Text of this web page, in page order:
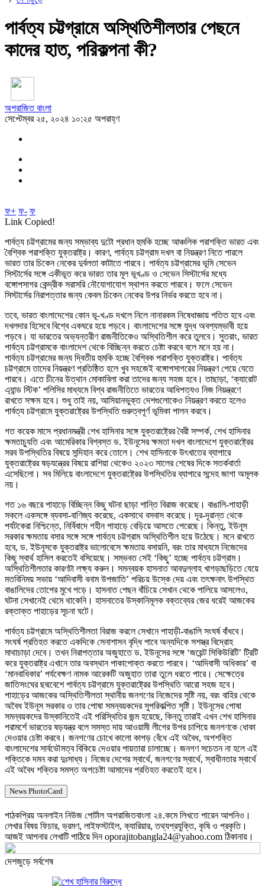
পার্বত্য চট্টগ্রামে অস্থিতিশীলতার পেছনে
কাদের হাত, পরিকল্পনা কী?
অপরাজিত বাংলা
সেপ্টেম্বর ২৫, ২০২৪ ১০:২৫ অপরাহ্ণ
ফ+ ফ- ফ
Link Copied!
পার্বত্য চট্টগ্রামের জন্য সম্ভাব্য দুটো প্রধান হুমকি হচ্ছে আঞ্চলিক পরাশক্তি ভারত এবং
বৈশ্বিক পরাশক্তি যুক্তরাষ্ট্র। কারণ, পার্বত্য চট্টগ্রাম দখল বা নিয়ন্ত্রণ নিতে পারলে
ভারত তার চিকেন নেকের দুর্বলতা কাটাতে পারবে। পার্বত্য চট্টগ্রামের ভূমি সেভেন
সিস্টার্সের সঙ্গে একীভূত করে ভারত তার মূল ভূখণ্ড ও সেভেন সিস্টার্সের মধ্যে
বঙ্গোপসাগর কেন্দ্রীক সরাসরি নৌযোগাযোগ স্থাপন করতে পারবে। ফলে সেভেন
সিস্টার্সের নিরাপত্তার জন্য কেবল চিকেন নেকের উপর নির্ভর করতে হবে না।
তবে, ভারত বাংলাদেশের কোন ভূ-খণ্ড দখলে নিলে নানারকম নিষেধাজ্ঞায় পতিত হবে এবং
দখলদার হিসেবে বিশ্বে একঘরে হয়ে পড়বে। বাংলাদেশের সঙ্গে যুদ্ধ অবশ্যম্ভাবী হয়ে
পড়বে। যা ভারতের অভ্যন্তরীণ রাজনীতিকেও অস্থিতিশীল করে তুলবে। সুতরাং, ভারত
পার্বত্য চট্টগ্রামকে বাংলাদেশ থেকে বিচ্ছিন্ন করতে চেষ্টা করবে বলে মনে হয় না।
পার্বত্য চট্টগ্রামের জন্য দ্বিতীয় হুমকি হচ্ছে বৈশ্বিক পরাশক্তি যুক্তরাষ্ট্র। পার্বত্য
চট্টগ্রামে তাদের নিয়ন্ত্রণ প্রতিষ্ঠিত হলে খুব সহজেই বঙ্গোপসাগরের নিয়ন্ত্রণ পেয়ে যেতে
পারবে। এতে চীনের উত্থান মোকাবিলা করা তাদের জন্য সহজ হবে। তাছাড়া, ‘ক্যারোট
এ্যান্ড স্টিক’ পলিসির মাধ্যমে বিশ্ব রাজনীতিতে ভারতের আধিপত্যও নিজ নিয়ন্ত্রণে
রাখতে সক্ষম হবে। শুধু তাই নয়, আসিয়ানভুক্ত দেশগুলোকেও নিয়ন্ত্রণ করতে হলেও
পার্বত্য চট্টগ্রামে যুক্তরাষ্ট্রের উপস্থিতি গুরুত্বপূর্ণ ভূমিকা পালন করবে।
গত কয়েক মাসে প্রধানমন্ত্রী শেখ হাসিনার সঙ্গে যুক্তরাষ্ট্রের বৈরী সম্পর্ক, শেখ হাসিনার
ক্ষমতাচ্যুতি এবং আমেরিকার বিশ্বস্ত ড. ইউনূসের ক্ষমতা দখল বাংলাদেশে যুক্তরাষ্ট্রের
সরব উপস্থিতির বিষয়ে সন্দিহান করে তোলে। শেখ হাসিনাকে উৎখাতের ব্যাপারে
যুক্তরাষ্ট্রের ষড়যন্ত্রের বিষয়ে রাশিয়া থেকেও ২০২৩ সালের শেষের দিকে সতর্কবার্তা
এসেছিলো। সব মিলিয়ে বাংলাদেশে যুক্তরাষ্ট্রের উপস্থিতির ব্যাপারে সন্দেহ জাগা অমূলক
নয়।
গত ১৬ বছরে পাহাড়ে বিচ্ছিন্ন কিছু ঘটনা ছাড়া শান্তি বিরাজ করেছে। বাঙালি-পাহাড়ী
সকলে একসঙ্গে ব্যবসা-বাণিজ্য করেছে, একসাথে বসবাস করেছে। দূর-দূরান্ত থেকে
পর্যটকেরা নিশ্চিন্তে, নির্বিবাদে গহীন পাহাড়ে বেড়িয়ে আসতে পেরেছে। কিন্তু, ইউনূস
সরকার ক্ষমতায় বসার সঙ্গে সঙ্গে পার্বত্য চট্টগ্রাম অস্থিতিশীল হয়ে উঠেছে। মনে রাখতে
হবে, ড. ইউনূসকে যুক্তরাষ্ট্র ভালোবেসে ক্ষমতায় বসায়নি, বরং তার মাধ্যমে নিজেদের
কিছু স্বার্থ হাসিল করতেই বসিয়েছে। সম্ভবত সেই ‘কিছু’ হচ্ছে পার্বত্য চট্টগ্রাম।
অস্থিতিশীলতার কারণটা লক্ষ্য করুন। সমন্বয়ক হাসনাত আবদুল্লাহ খাগড়াছড়িতে যেয়ে
মতবিনিময় সভায় ‘আদিবাসী বনাম উপজাতি’ পরিচয় উস্কে দেয় এবং তৎক্ষনাৎ উপস্থিত
বাঙালিদের তোপের মুখে পড়ে। হাসনাত পেছন বাঁচিয়ে সেখান থেকে পালিয়ে আসলেও,
ঘটনা সেখানেই থেমে থাকেনি। হাসনাতের উস্কানিমূলক বক্তব্যের জের ধরেই আজকের
রক্তাক্ত পাহাড়ের সূচনা ঘটে।
পার্বত্য চট্টগ্রামে অস্থিতিশীলতা বিরাজ করলে সেখানে পাহাড়ী-বাঙালি সংঘর্ষ বাঁধবে।
সংঘর্ষ প্রতিহত করতে একদিকে সেনাশাসন বৃদ্ধি পাবে অন্যদিকে সশস্ত্র বিদ্রোহ
মাথাচাড়া দেবে। তখন নিরাপত্তার অজুহাতে ড. ইউনূসের সঙ্গে ‘জয়েন্ট সিকিউরিটি’ ট্রিটি
করে যুক্তরাষ্ট্র এখানে তার অবস্থান পাকাপোক্ত করতে পারবে। ‘আদিবাসী অধিকার’ বা
‘মানবাধিকার’ পর্যবেক্ষণ নামক আরেকটি অজুহাত তারা তুলে ধরতে পারে। সেক্ষেত্রে
জাতিসংঘের ছদ্মবেশে পার্বত্য চট্টগ্রামে যুক্তরাষ্ট্রের উপস্থিতি আরো সহজ হবে।
পাহাড়ের আজকের অস্থিতিশীলতা স্থানীয় জনগণের নিজেদের সৃষ্টি নয়, বরং বাহির থেকে
অবৈধ ইউনূস সরকার ও তার পোষা সমন্বয়কদের সুপরিকল্পিত সৃষ্টি। ইউনূসের পোষা
সমন্বয়কদের উস্কানিতেই এই পরিস্থিতির জন্ম হয়েছে, কিন্তু তারাই এখন শেখ হাসিনার
পরামর্শে ভারতের ষড়যন্ত্র বলে সমস্ত দায় আওয়ামী লীগের উপর চাপিয়ে জনগণকে ধোকা
দেওয়ার চেষ্টা করবে। জনগণের চোখে কালো কাপড় বেঁধে এই অবৈধ, অপশক্তি
বাংলাদেশের সার্বভৌমত্ব বিকিয়ে দেওয়ার পায়তারা চালাচ্ছে। জনগণ সচেতন না হলে এই
শক্তিকে দমন করা দুঃসাধ্য। নিজের দেশের স্বার্থে, জনগণের স্বার্থে, স্বাধীনতার স্বার্থে
এই অবৈধ শক্তির সমস্ত অপচেষ্টা আমাদের প্রতিহত করতেই হবে।
News PhotoCard
পাঠকপ্রিয় অনলাইন নিউজ পোর্টাল অপরাজিতবাংলা ২৪.কমে লিখতে পারেন আপনিও।
লেখার বিষয় ফিচার, ভ্রমণ, লাইফস্টাইল, ক্যারিয়ার, তথ্যপ্রযুক্তি, কৃষি ও প্রকৃতি।
আজই আপনার লেখাটি পাঠিয়ে দিন oporajitobangla24@yahoo.com ঠিকানায়।
দেশজুড়ে সর্বশেষ